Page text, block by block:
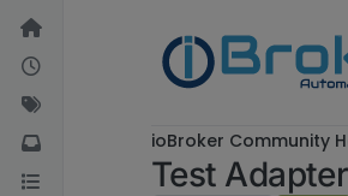
Weiter zum Inhalt
ioBroker Community
Test